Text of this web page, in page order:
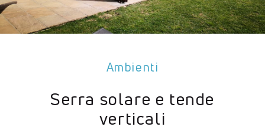
Ambienti
Serra solare e tende
verticali